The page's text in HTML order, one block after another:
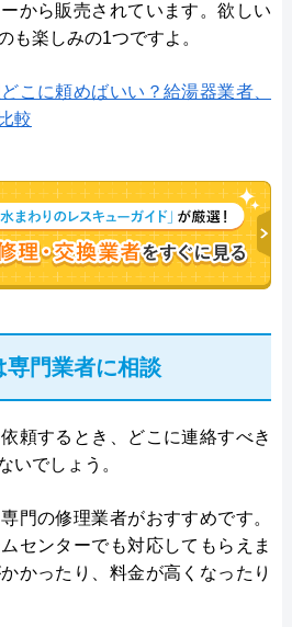
から販売されています。欲しい
も楽しみの1つですよ。
こに頼めばいい？給湯器業者、
較
専門業者に相談
頼するとき、どこに連絡すべき
いでしょう。
門の修理業者がおすすめです。
センターでも対応してもらえま
かったり、料金が高くなったり